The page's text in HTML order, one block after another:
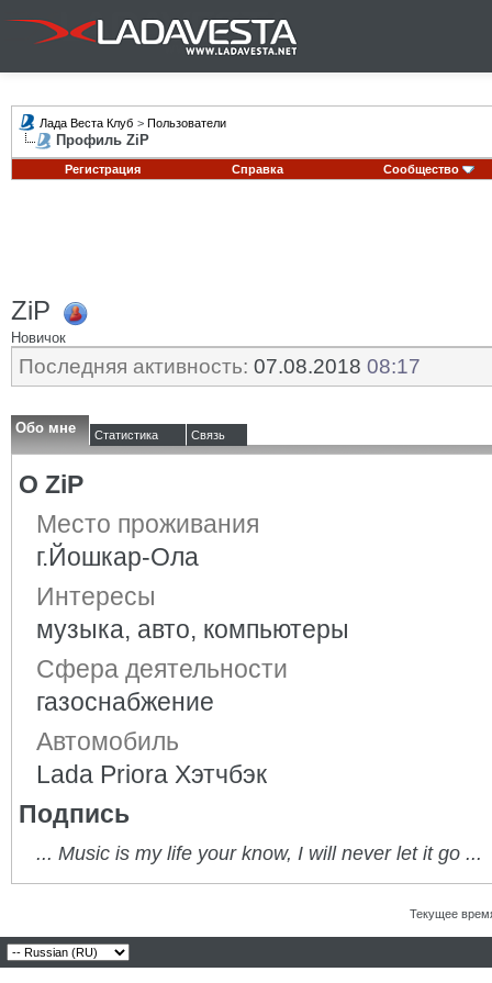
Лада Веста Клуб > Пользователи
Профиль ZiP
Регистрация Справка Сообщество
ZiP
Новичок
Последняя активность: 07.08.2018 08:17
Обо мне Статистика Связь
О ZiP
Место проживания
г.Йошкар-Ола
Интересы
музыка, авто, компьютеры
Сфера деятельности
газоснабжение
Автомобиль
Lada Priora Хэтчбэк
Подпись
... Music is my life your know, I will never let it go ...
Текущее